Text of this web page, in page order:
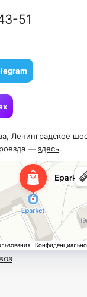
Ленинградское
— здесь.
51